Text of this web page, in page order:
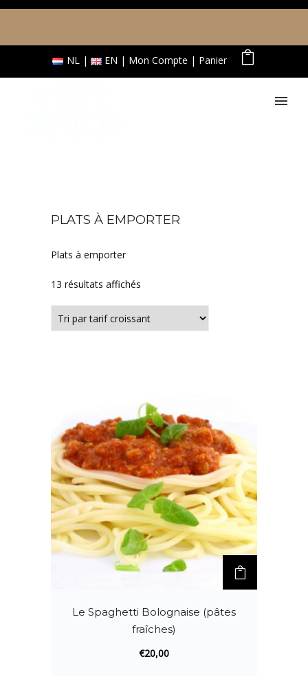
NL EN Mon Compte Panier
PLATS À EMPORTER
Plats à emporter
13 résultats affichés
Le Spaghetti Bolognaise (pâtes
fraîches)
€20,00